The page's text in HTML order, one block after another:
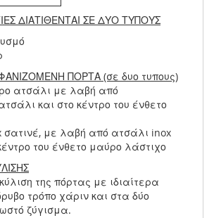
ΔΙΑΤΙΘΕΝΤΑΙ ΣΕ ΔΥΟ ΤΥΠΟΥΣ
ΠΟΡΤΑ (σε δυο τυπους)
ατσάλι με λαβή από
και στο κέντρο του ένθετο
σατινέ, με λαβή από ατσάλι inox
του ένθετο μαύρο λάστιχο
της πόρτας με ιδιαίτερα
τρόπο χάριν και στα δύο
ζύγισμα.